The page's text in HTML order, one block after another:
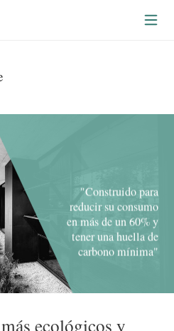
"Construido para
reducir su consumo
en más de un 60% y
tener una huella de
carbono mínima"
ecológicos y